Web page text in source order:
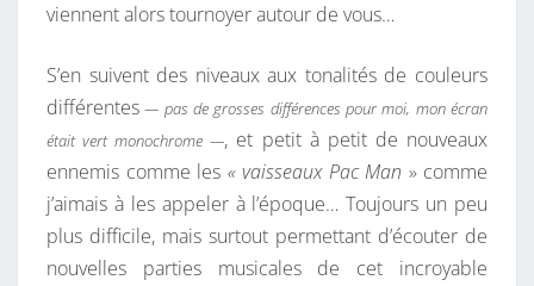
viennent alors tournoyer autour de vous…
S’en suivent des niveaux aux tonalités de couleurs
différentes — pas de grosses différences pour moi, mon écran
était vert monochrome —, et petit à petit de nouveaux
ennemis comme les « vaisseaux Pac Man » comme
j’aimais à les appeler à l’époque… Toujours un peu
plus difficile, mais surtout permettant d’écouter de
nouvelles parties musicales de cet incroyable